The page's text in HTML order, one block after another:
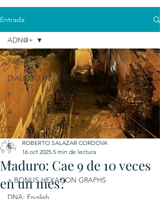
Entrada
ADN@+
DIALOGO HEXAGONAL
P
A
C
E
S
+ BONUS HEXAGON GRAPHS
DNA: English
ADN@+
Maduro: Cae 9 de 10 veces
en un mes?
ROBERTO SALAZAR CORDOVA
16 oct 2025 5 min de lectura